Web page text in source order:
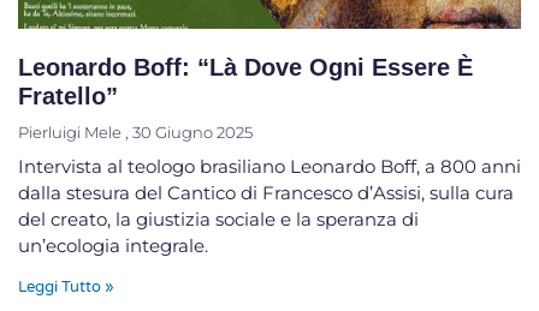
Leonardo Boff: “Là Dove Ogni Essere È
Fratello”
Pierluigi Mele 30 Giugno 2025
Intervista al teologo brasiliano Leonardo Boff, a 800 anni
dalla stesura del Cantico di Francesco d’Assisi, sulla cura
del creato, la giustizia sociale e la speranza di
un’ecologia integrale.
Leggi Tutto »